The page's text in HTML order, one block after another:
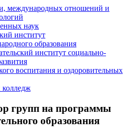
международных отношений и
наук
институт
образования
институт социально-
воспитания и оздоровительных
колледж
групп на программы
образования